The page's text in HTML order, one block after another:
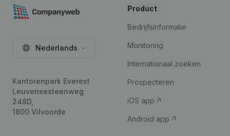
Nederlands
Kantorenpark Everest
Leuvensesteenweg
248D,
1800 Vilvoorde
Product
Bedrijfsinformatie
Monitoring
Internationaal zoeken
Prospecteren
iOS app
Android app